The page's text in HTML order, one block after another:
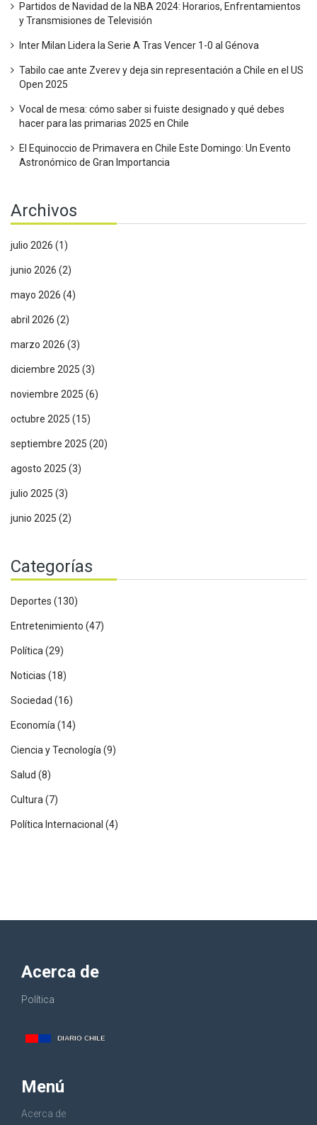
Partidos de Navidad de la NBA 2024: Horarios, Enfrentamientos
y Transmisiones de Televisión
Inter Milan Lidera la Serie A Tras Vencer 1-0 al Génova
Tabilo cae ante Zverev y deja sin representación a Chile en el US
Open 2025
Vocal de mesa: cómo saber si fuiste designado y qué debes
hacer para las primarias 2025 en Chile
El Equinoccio de Primavera en Chile Este Domingo: Un Evento
Astronómico de Gran Importancia
Archivos
julio 2026 (1)
junio 2026 (2)
mayo 2026 (4)
abril 2026 (2)
marzo 2026 (3)
diciembre 2025 (3)
noviembre 2025 (6)
octubre 2025 (15)
septiembre 2025 (20)
agosto 2025 (3)
julio 2025 (3)
junio 2025 (2)
Categorías
Deportes (130)
Entretenimiento (47)
Política(29)
Noticias (18)
Sociedad (16)
Economía(14)
Ciencia y Tecnología(9)
Salud (8)
Cultura(7)
Política Internacional (4)
Acerca de
Política
Menú
Acerca de